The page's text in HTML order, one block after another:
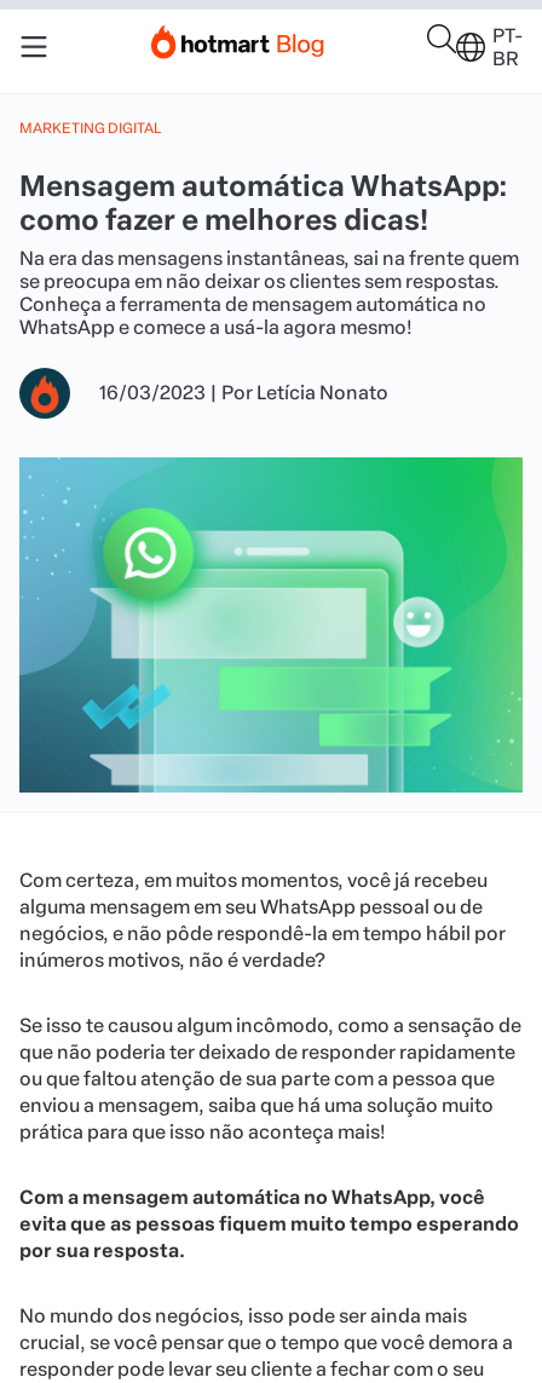
PT-
BR
MARKETING DIGITAL
Mensagem automática WhatsApp:
como fazer e melhores dicas!
Na era das mensagens instantâneas, sai na frente quem
se preocupa em não deixar os clientes sem respostas.
Conheça a ferramenta de mensagem automática no
WhatsApp e comece a usá-la agora mesmo!
16/03/2023 | Por Letícia Nonato
Com certeza, em muitos momentos, você já recebeu
alguma mensagem em seu WhatsApp pessoal ou de
negócios, e não pôde respondê-la em tempo hábil por
inúmeros motivos, não é verdade?
Se isso te causou algum incômodo, como a sensação de
que não poderia ter deixado de responder rapidamente
ou que faltou atenção de sua parte com a pessoa que
enviou a mensagem, saiba que há uma solução muito
prática para que isso não aconteça mais!
Com a mensagem automática no WhatsApp, você
evita que as pessoas fiquem muito tempo esperando
por sua resposta.
No mundo dos negócios, isso pode ser ainda mais
crucial, se você pensar que o tempo que você demora a
responder pode levar seu cliente a fechar com o seu